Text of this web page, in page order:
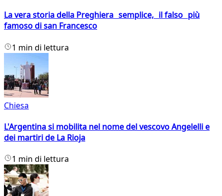
La vera storia della Preghiera semplice, il falso più
famoso di san Francesco
1 min di lettura
Chiesa
L'Argentina si mobilita nel nome del vescovo Angelelli e
dei martiri de La Rioja
1 min di lettura